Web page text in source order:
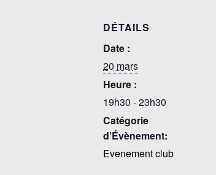
DÉTAILS
Date :
20 mars
Heure :
19h30 - 23h30
Catégorie
d’Évènement:
Evenement club